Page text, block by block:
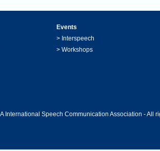
Events
> Interspeech
> Workshops
International Speech Communication Association - All